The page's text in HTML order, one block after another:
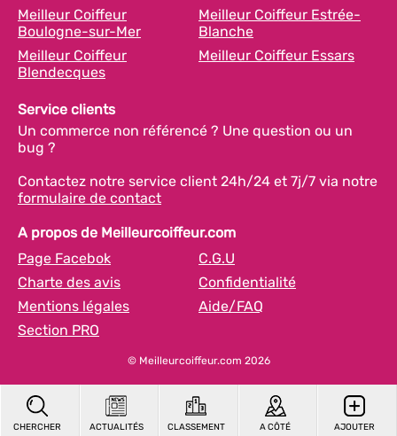
CHERCHER ACTUALITÉS CLASSEMENT A CÔTÉ AJOUTER
Meilleur Coiffeur
Boulogne-sur-Mer
Meilleur Coiffeur Estrée-
Blanche
Meilleur Coiffeur
Blendecques
Meilleur Coiffeur Essars
Service clients
Un commerce non référencé ? Une question ou un
bug ?
Contactez notre service client 24h/24 et 7j/7 via notre
formulaire de contact
A propos de Meilleurcoiffeur.com
Page Facebok
C.G.U
Charte des avis
Confidentialité
Mentions légales
Aide/FAQ
Section PRO
© Meilleurcoiffeur.com 2026